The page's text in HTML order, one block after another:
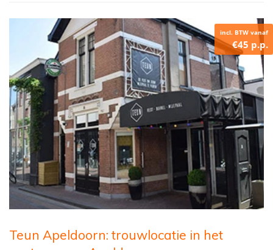
incl. BTW vanaf
€45 p.p.
Teun Apeldoorn: trouwlocatie in het